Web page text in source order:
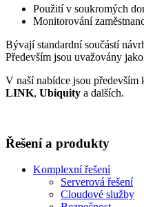
Použití v soukromých
Monitorování
Bývají standardní součástí
Především jsou uvažovány
V naší nabídce jsou především
LINK, Ubiquity a dalších.
Řešení a produkty
Komplexní řešení
Serverová řešení
Cloudové služby